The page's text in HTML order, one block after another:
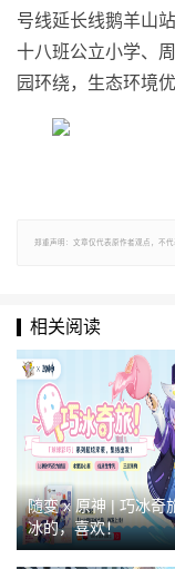
号线延长线鹅羊山
十八班公立小学、
园环绕，生态环境优
郑重声明：文章仅代表原作者观点，不
相关阅读
随变 x 原神 | 巧冰奇
冰的，喜欢！